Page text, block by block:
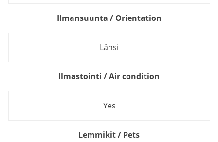
Ilmansuunta / Orientation
Länsi
Ilmastointi / Air condition
Yes
Lemmikit / Pets